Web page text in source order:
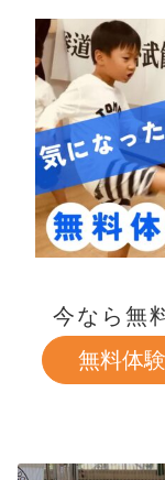
今なら無
無料体